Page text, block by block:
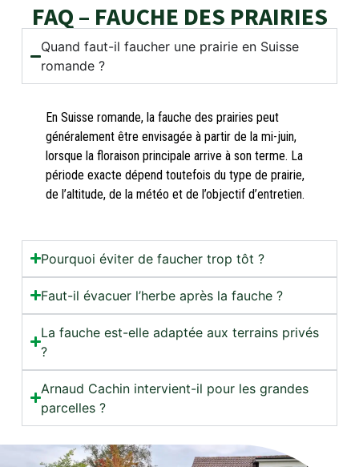
FAQ – FAUCHE DES PRAIRIES
Quand faut-il faucher une prairie en Suisse
romande ?
En Suisse romande, la fauche des prairies peut
généralement être envisagée à partir de la mi-juin,
lorsque la floraison principale arrive à son terme. La
période exacte dépend toutefois du type de prairie,
de l’altitude, de la météo et de l’objectif d’entretien.
Pourquoi éviter de faucher trop tôt ?
Faut-il évacuer l’herbe après la fauche ?
La fauche est-elle adaptée aux terrains privés
?
Arnaud Cachin intervient-il pour les grandes
parcelles ?